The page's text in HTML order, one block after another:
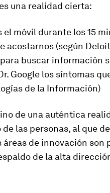
una realidad cierta:
móvil durante los 15
acostarnos (según
buscar información
Google los síntomas
de la Información)
de una auténtica
las personas, al que
áreas de innovación son
de la alta